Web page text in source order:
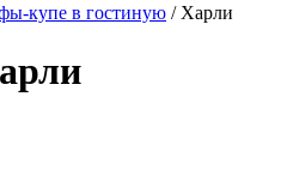
купе в гостиную / Харли